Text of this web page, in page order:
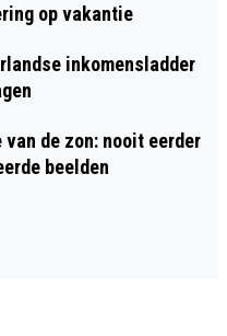
op vakantie
inkomensladder
de zon: nooit eerder
beelden